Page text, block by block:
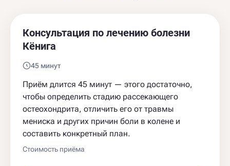
Консультация по лечению болезни
Кёнига
45 минут
Приём длится 45 минут — этого достаточно,
чтобы определить стадию рассекающего
остеохондрита, отличить его от травмы
мениска и других причин боли в колене и
составить конкретный план.
Стоимость приёма